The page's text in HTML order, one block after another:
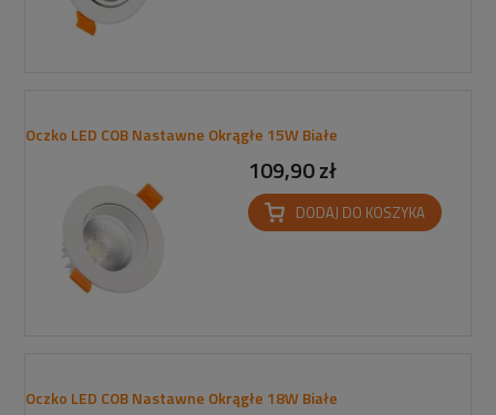
Oczko LED COB Nastawne Okrągłe 15W Białe
109,90 zł
DODAJ DO KOSZYKA
Oczko LED COB Nastawne Okrągłe 18W Białe